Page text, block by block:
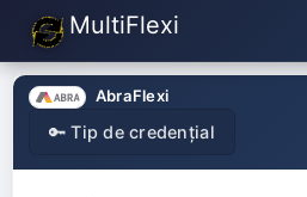
MultiFlexi
AbraFlexi
🔑 Tip de credențial